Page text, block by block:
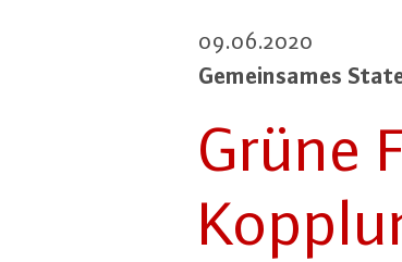
09.06.2020
Ge­mein­sa­mes
Grüne